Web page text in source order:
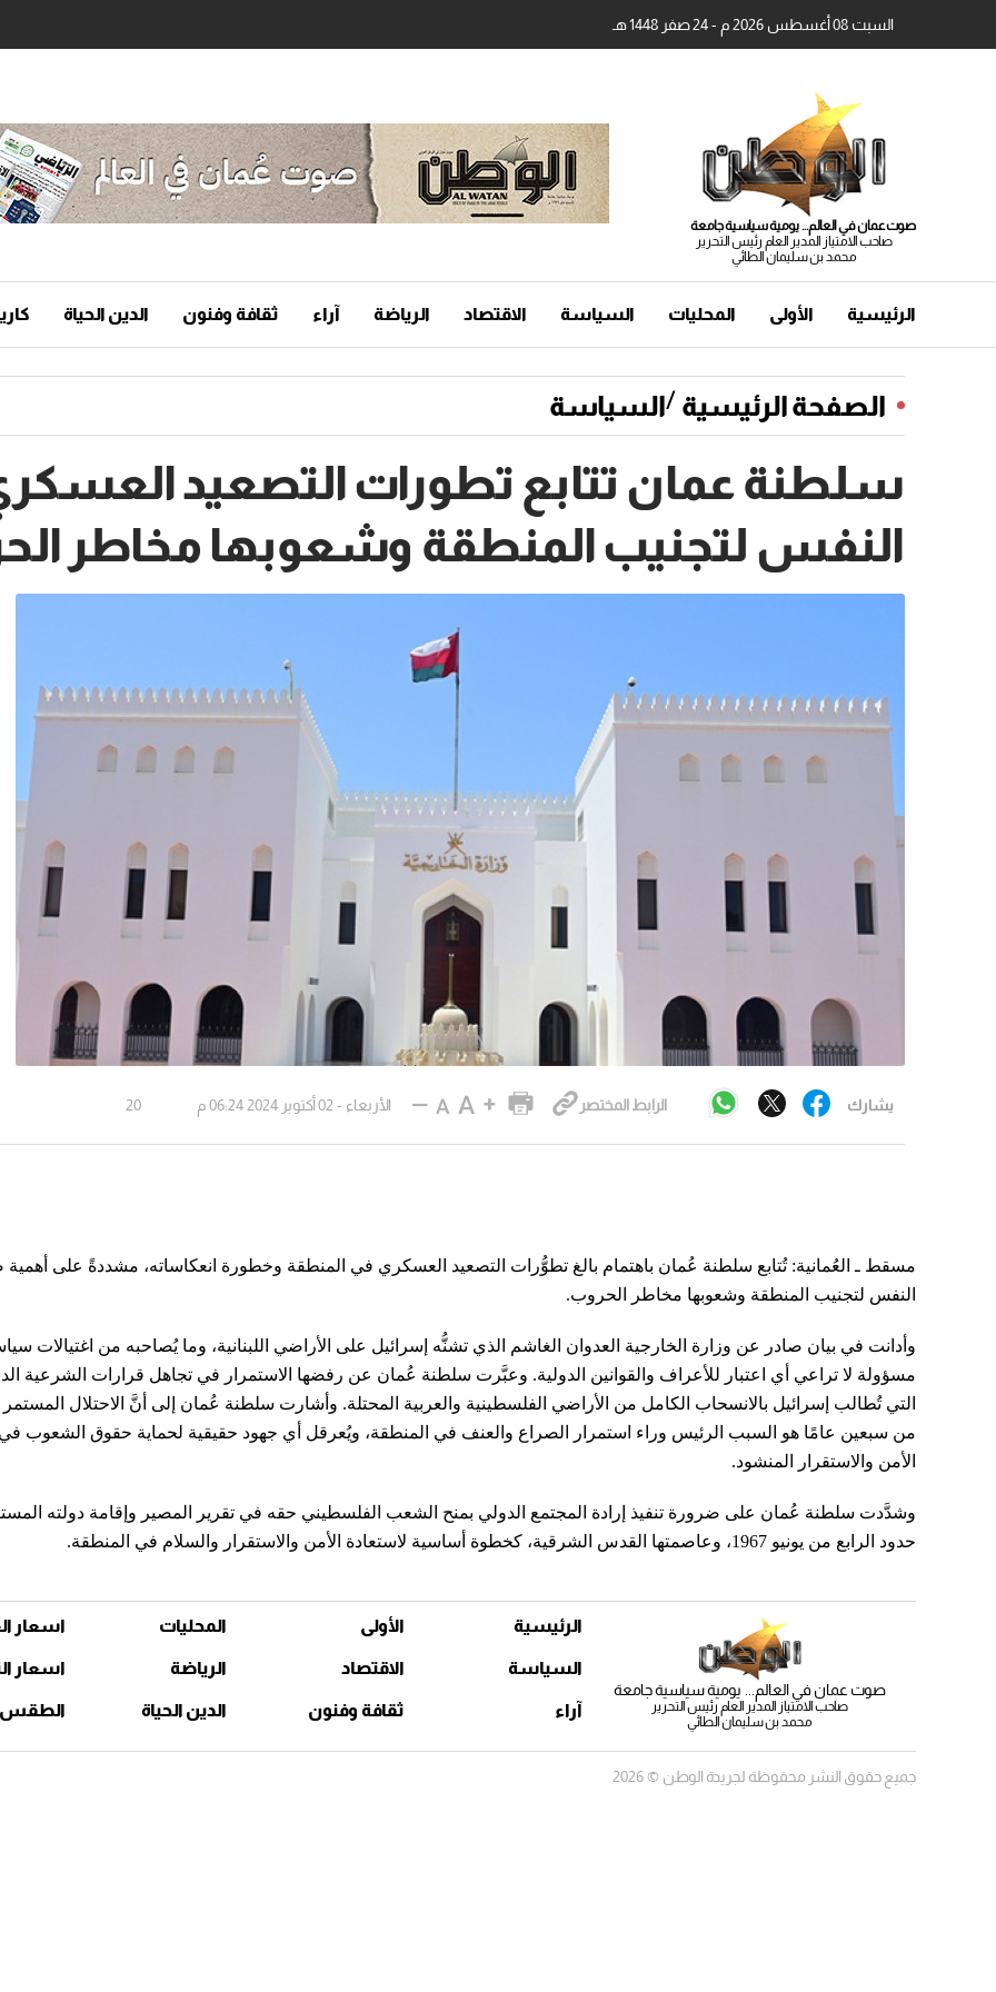
السبت 08 أغسطس 2026 م - 24 صفر 1448 هـ
صوت عمان في العالم... يومية سياسية جامعة
صاحب الامتياز المدير العام رئيس التحرير
محمد بن سليمان الطائي
الرئيسية الأولى المحليات السياسة الاقتصاد الرياضة آراء ثقافة وفنون الدين الحياة
الصفحة الرئيسية /السياسة
سلطنة عمان تتابع تطورات التصعيد
النفس لتجنيب المنطقة وشعوبها مخاطر
يشارك الرابط المختصر الأربعاء - 02 أكتوبر 2024 06:24 م 20
مسقط ـ العُمانية: تُتابع سلطنة عُمان باهتمام بالغ تطوُّرات التصعيد العسكري في المنطقة وخطورة انعكاساته، مشددةً على
النفس لتجنيب المنطقة وشعوبها مخاطر الحروب.
وأدانت في بيان صادر عن وزارة الخارجية العدوان الغاشم الذي تشنُّه إسرائيل على الأراضي اللبنانية، وما يُصاحبه من اغتيالات
مسؤولة لا تراعي أي اعتبار للأعراف والقوانين الدولية. وعبَّرت سلطنة عُمان عن رفضها الاستمرار في تجاهل قرارات الشرعية
التي تُطالب إسرائيل بالانسحاب الكامل من الأراضي الفلسطينية والعربية المحتلة. وأشارت سلطنة عُمان إلى أنَّ الاحتلال المستمر
من سبعين عامًا هو السبب الرئيس وراء استمرار الصراع والعنف في المنطقة، ويُعرقل أي جهود حقيقية لحماية حقوق الشعوب
الأمن والاستقرار المنشود.
وشدَّدت سلطنة عُمان على ضرورة تنفيذ إرادة المجتمع الدولي بمنح الشعب الفلسطيني حقه في تقرير المصير وإقامة دولته
حدود الرابع من يونيو 1967، وعاصمتها القدس الشرقية، كخطوة أساسية لاستعادة الأمن والاستقرار والسلام في المنطقة.
صوت عمان في العالم... يومية سياسية جامعة
صاحب الامتياز المدير العام رئيس التحرير
محمد بن سليمان الطائي
الرئيسية
السياسة
آراء
الأولى
الاقتصاد
ثقافة وفنون
المحليات
الرياضة
الدين الحياة
اسعار
اسعار
الطقس
جميع حقوق النشر محفوظة لجريدة الوطن © 2026